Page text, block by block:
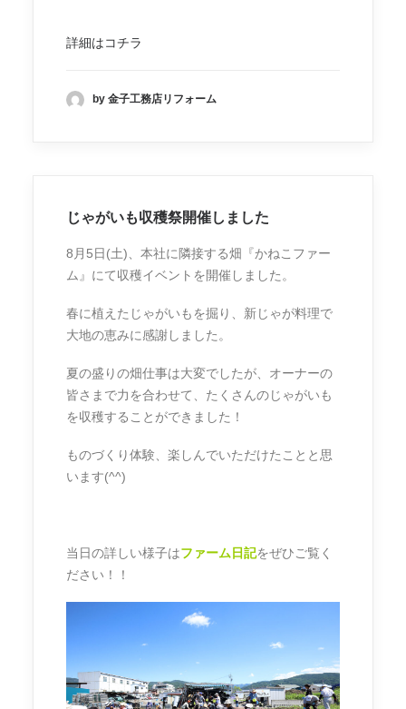
詳細はコチラ
by 金子工務店リフォーム
じゃがいも収穫祭開催しました
8月5日(土)、本社に隣接する畑『かねこファー
ム』にて収穫イベントを開催しました。
春に植えたじゃがいもを掘り、新じゃが料理で
大地の恵みに感謝しました。
夏の盛りの畑仕事は大変でしたが、オーナーの
皆さまで力を合わせて、たくさんのじゃがいも
を収穫することができました！
ものづくり体験、楽しんでいただけたことと思
います(^^)
当日の詳しい様子はファーム日記をぜひご覧く
ださい！！